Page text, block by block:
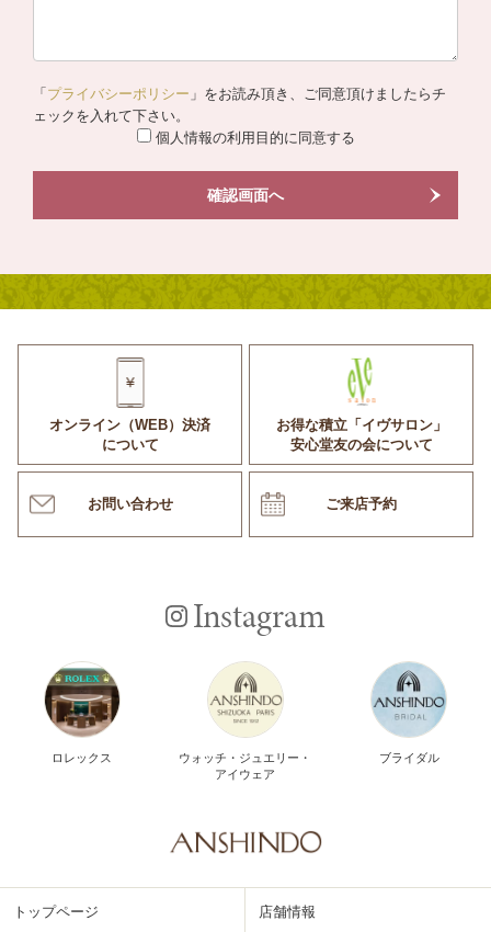
「 プライバシーポリシー 」をお読み頂き、ご同意頂けましたらチ
ェックを入れて下さい。
個人情報の利用目的に同意する
確認画面へ
オンライン（WEB）決済
について
お得な積立「イヴサロン」
安心堂友の会について
お問い合わせ ご来店予約
Instagram
ロレックス
ウォッチ・ジュエリー・
アイウェア
ブライダル
トップページ 店舗情報